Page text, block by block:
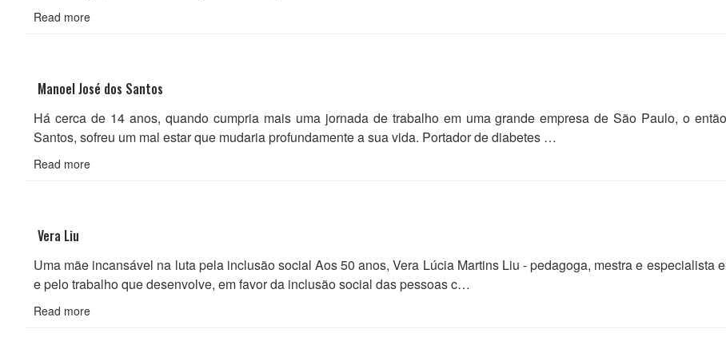
Read more
Manoel José dos Santos
Há cerca de 14 anos, quando cumpria mais uma jornada de trabalho em uma grande empresa de São Paulo, o
Santos, sofreu um mal estar que mudaria profundamente a sua vida. Portador de diabetes …
Read more
Vera Liu
Uma mãe incansável na luta pela inclusão social Aos 50 anos, Vera Lúcia Martins Liu - pedagoga, mestra e
e pelo trabalho que desenvolve, em favor da inclusão social das pessoas c…
Read more